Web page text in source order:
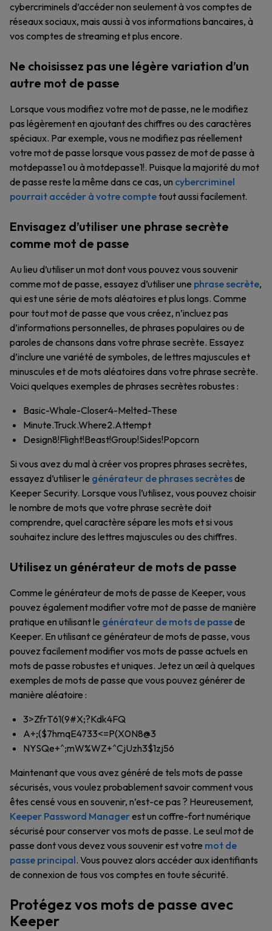
cybercriminels d’accéder non seulement à vos comptes de
réseaux sociaux, mais aussi à vos informations bancaires, à
vos comptes de streaming et plus encore.
Ne choisissez pas une légère variation d’un
autre mot de passe
Lorsque vous modifiez votre mot de passe, ne le modifiez
pas légèrement en ajoutant des chiffres ou des caractères
spéciaux. Par exemple, vous ne modifiez pas réellement
votre mot de passe lorsque vous passez de mot de passe à
motdepasse1 ou à motdepasse1!. Puisque la majorité du mot
de passe reste la même dans ce cas, un cybercriminel
pourrait accéder à votre comptetout aussi facilement.
Envisagez d’utiliser une phrase secrète
comme mot de passe
Au lieu d’utiliser un mot dont vous pouvez vous souvenir
comme mot de passe, essayez d’utiliser une phrase secrète,
qui est une série de mots aléatoires et plus longs. Comme
pour tout mot de passe que vous créez, n’incluez pas
d’informations personnelles, de phrases populaires ou de
paroles de chansons dans votre phrase secrète. Essayez
d’inclure une variété de symboles, de lettres majuscules et
minuscules et de mots aléatoires dans votre phrase secrète.
Voici quelques exemples de phrases secrètes robustes :
Basic-Whale-Closer4-Melted-These
Minute.Truck.Where2.Attempt
Design8!Flight!Beast!Group!Sides!Popcorn
Si vous avez du mal à créer vos propres phrases secrètes,
essayez d’utiliser le générateur de phrases secrètesde
Keeper Security. Lorsque vous l’utilisez, vous pouvez choisir
le nombre de mots que votre phrase secrète doit
comprendre, quel caractère sépare les mots et si vous
souhaitez inclure des lettres majuscules ou des chiffres.
Utilisez un générateur de mots de passe
Comme le générateur de mots de passe de Keeper, vous
pouvez également modifier votre mot de passe de manière
pratique en utilisant le générateur de mots de passede
Keeper. En utilisant ce générateur de mots de passe, vous
pouvez facilement modifier vos mots de passe actuels en
mots de passe robustes et uniques. Jetez un œil à quelques
exemples de mots de passe que vous pouvez générer de
manière aléatoire :
3>ZfrT61(9#X;?Kdk4FQ
A+;($7hmqE4733<=P(X0N8@3
NYSQe+^;mW%WZ+^CjUzh3$1zj56
Maintenant que vous avez généré de tels mots de passe
sécurisés, vous voulez probablement savoir comment vous
êtes censé vous en souvenir, n’est-ce pas ? Heureusement,
Keeper Password Managerest un coffre-fort numérique
sécurisé pour conserver vos mots de passe. Le seul mot de
passe dont vous devez vous souvenir est votre mot de
passe principal. Vous pouvez alors accéder aux identifiants
de connexion de tous vos comptes en toute sécurité.
Protégez vos mots de passe avec
Keeper